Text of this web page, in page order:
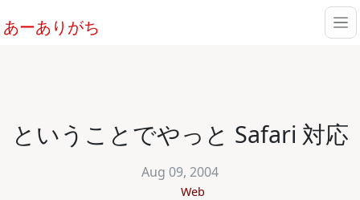
あーありがち
ということでやっと Safari 対応
Aug 09, 2004
Web